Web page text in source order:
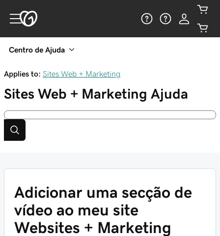
Centro de Ajuda
Applies to: Sites Web + Marketing
Sites Web + Marketing Ajuda
Adicionar uma secção de
vídeo ao meu site
Websites + Marketing